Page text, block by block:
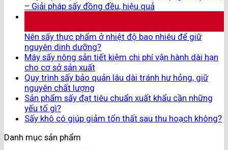
– Giải pháp sấy đồng đều, hiệu quả
Nên sấy thực phẩm ở nhiệt độ bao nhiêu để giữ
nguyên dinh dưỡng?
Máy sấy nông sản tiết kiệm chi phí vận hành dài hạn
cho cơ sở sản xuất
Quy trình sấy bảo quản lâu dài tránh hư hỏng, giữ
nguyên chất lượng
Sản phẩm sấy đạt tiêu chuẩn xuất khẩu cần những
yếu tố gì?
Sấy khô có giúp giảm tổn thất sau thu hoạch không?
Danh mục sản phẩm